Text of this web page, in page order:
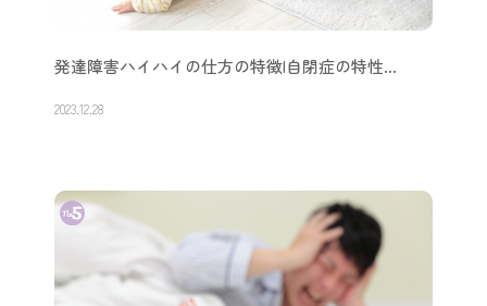
発達障害ハイハイの仕方の特徴|自閉症の特性…
2023.12.28